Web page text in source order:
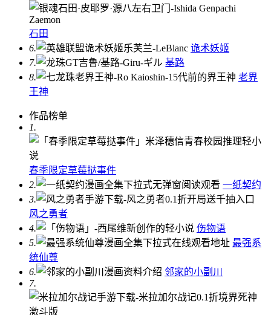
石田
6.
诡术妖姬
7.
基路
8.
老界
王神
作品榜单
1.
春季限定草莓挞事件
2.
一纸契约
3.
风之勇者
4.
伤物语
5.
最强系
统仙尊
6.
邻家的小副川
7.